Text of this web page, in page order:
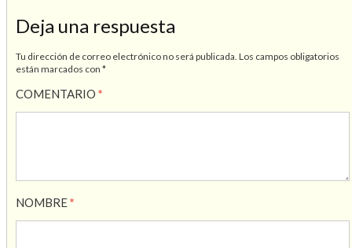
Deja una respuesta
Tu dirección de correo electrónico no será publicada. Los campos obligatorios
están marcados con *
COMENTARIO *
NOMBRE*